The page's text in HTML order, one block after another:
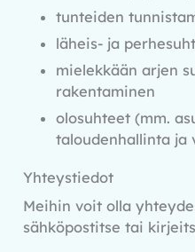
tunteiden
läheis- ja
mielekkään arjen
rakentaminen
olosuhteet (mm.
taloudenhallinta ja
Yhteystiedot
Meihin voit olla
sähköpostitse tai